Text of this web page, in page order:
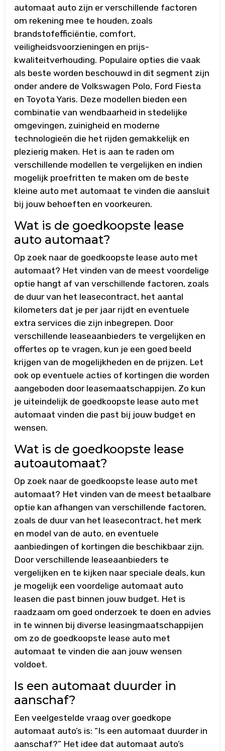
automaat auto zijn er verschillende factoren
om rekening mee te houden, zoals
brandstofefficiëntie, comfort,
veiligheidsvoorzieningen en prijs-
kwaliteitverhouding. Populaire opties die vaak
als beste worden beschouwd in dit segment zijn
onder andere de Volkswagen Polo, Ford Fiesta
en Toyota Yaris. Deze modellen bieden een
combinatie van wendbaarheid in stedelijke
omgevingen, zuinigheid en moderne
technologieën die het rijden gemakkelijk en
plezierig maken. Het is aan te raden om
verschillende modellen te vergelijken en indien
mogelijk proefritten te maken om de beste
kleine auto met automaat te vinden die aansluit
bij jouw behoeften en voorkeuren.
Wat is de goedkoopste lease
auto automaat?
Op zoek naar de goedkoopste lease auto met
automaat? Het vinden van de meest voordelige
optie hangt af van verschillende factoren, zoals
de duur van het leasecontract, het aantal
kilometers dat je per jaar rijdt en eventuele
extra services die zijn inbegrepen. Door
verschillende leaseaanbieders te vergelijken en
offertes op te vragen, kun je een goed beeld
krijgen van de mogelijkheden en de prijzen. Let
ook op eventuele acties of kortingen die worden
aangeboden door leasemaatschappijen. Zo kun
je uiteindelijk de goedkoopste lease auto met
automaat vinden die past bij jouw budget en
wensen.
Wat is de goedkoopste lease
autoautomaat?
Op zoek naar de goedkoopste lease auto met
automaat? Het vinden van de meest betaalbare
optie kan afhangen van verschillende factoren,
zoals de duur van het leasecontract, het merk
en model van de auto, en eventuele
aanbiedingen of kortingen die beschikbaar zijn.
Door verschillende leaseaanbieders te
vergelijken en te kijken naar speciale deals, kun
je mogelijk een voordelige automaat auto
leasen die past binnen jouw budget. Het is
raadzaam om goed onderzoek te doen en advies
in te winnen bij diverse leasingmaatschappijen
om zo de goedkoopste lease auto met
automaat te vinden die aan jouw wensen
voldoet.
Is een automaat duurder in
aanschaf?
Een veelgestelde vraag over goedkope
automaat auto’s is: “Is een automaat duurder in
aanschaf?” Het idee dat automaat auto’s